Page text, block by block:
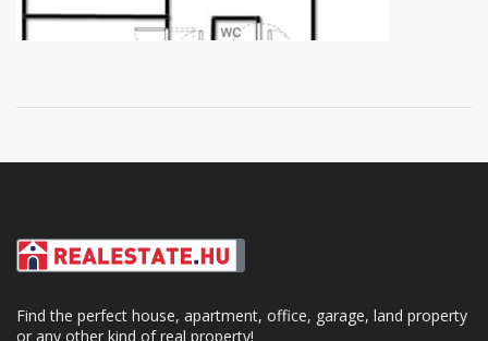
Find the perfect house, apartment, office, garage, land property
or any other kind of real property!